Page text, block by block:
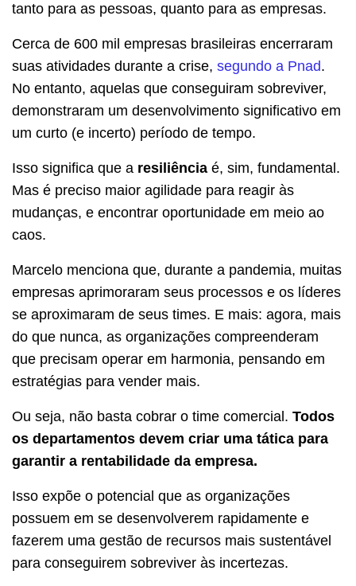
tanto para as pessoas, quanto para as empresas.
Cerca de 600 mil empresas brasileiras encerraram
suas atividades durante a crise, segundo a Pnad.
No entanto, aquelas que conseguiram sobreviver,
demonstraram um desenvolvimento significativo em
um curto (e incerto) período de tempo.
Isso significa que a resiliência é, sim, fundamental.
Mas é preciso maior agilidade para reagir às
mudanças, e encontrar oportunidade em meio ao
caos.
Marcelo menciona que, durante a pandemia, muitas
empresas aprimoraram seus processos e os líderes
se aproximaram de seus times. E mais: agora, mais
do que nunca, as organizações compreenderam
que precisam operar em harmonia, pensando em
estratégias para vender mais.
Ou seja, não basta cobrar o time comercial. Todos
os departamentos devem criar uma tática para
garantir a rentabilidade da empresa.
Isso expõe o potencial que as organizações
possuem em se desenvolverem rapidamente e
fazerem uma gestão de recursos mais sustentável
para conseguirem sobreviver às incertezas.